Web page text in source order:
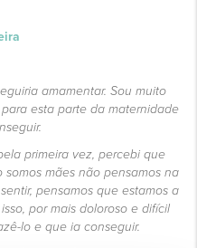
amamentar. Sou muito
esta parte da maternidade
primeira vez, percebi que
mães não pensamos na
pensamos que estamos a
por mais doloroso e difícil
lo e que ia conseguir.